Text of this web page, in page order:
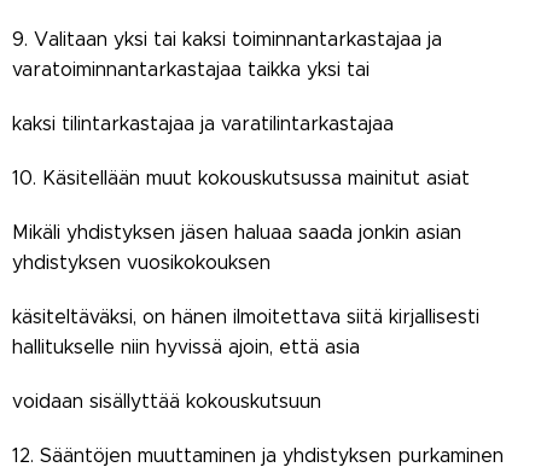
9. Valitaan yksi tai kaksi toiminnantarkastajaa ja
varatoiminnantarkastajaa taikka yksi tai
kaksi tilintarkastajaa ja varatilintarkastajaa
10. Käsitellään muut kokouskutsussa mainitut asiat
Mikäli yhdistyksen jäsen haluaa saada jonkin asian
yhdistyksen vuosikokouksen
käsiteltäväksi, on hänen ilmoitettava siitä kirjallisesti
hallitukselle niin hyvissä ajoin, että asia
voidaan sisällyttää kokouskutsuun
12. Sääntöjen muuttaminen ja yhdistyksen purkaminen